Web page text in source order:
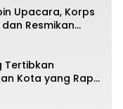
Upacara, Korps
Resmikan
Tertibkan
Kota yang Rapi